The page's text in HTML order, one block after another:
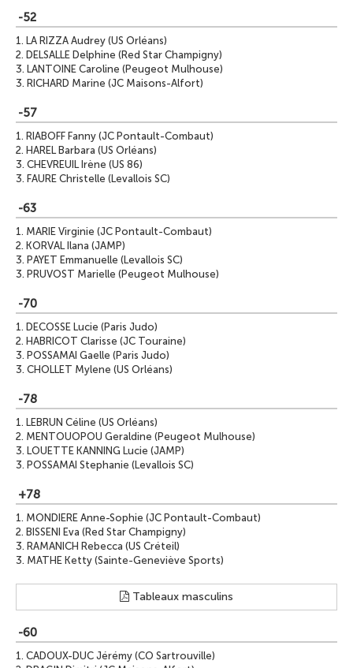
-52
1. LA RIZZA Audrey (US Orléans)
2. DELSALLE Delphine (Red Star Champigny)
3. LANTOINE Caroline (Peugeot Mulhouse)
3. RICHARD Marine (JC Maisons-Alfort)
-57
1. RIABOFF Fanny (JC Pontault-Combaut)
2. HAREL Barbara (US Orléans)
3. CHEVREUIL Irène (US 86)
3. FAURE Christelle (Levallois SC)
-63
1. MARIE Virginie (JC Pontault-Combaut)
2. KORVAL Ilana (JAMP)
3. PAYET Emmanuelle (Levallois SC)
3. PRUVOST Marielle (Peugeot Mulhouse)
-70
1. DECOSSE Lucie (Paris Judo)
2. HABRICOT Clarisse (JC Touraine)
3. POSSAMAI Gaelle (Paris Judo)
3. CHOLLET Mylene (US Orléans)
-78
1. LEBRUN Céline (US Orléans)
2. MENTOUOPOU Geraldine (Peugeot Mulhouse)
3. LOUETTE KANNING Lucie (JAMP)
3. POSSAMAI Stephanie (Levallois SC)
+78
1. MONDIERE Anne-Sophie (JC Pontault-Combaut)
2. BISSENI Eva (Red Star Champigny)
3. RAMANICH Rebecca (US Créteil)
3. MATHE Ketty (Sainte-Geneviève Sports)
Tableaux masculins
-60
1. CADOUX-DUC Jérémy (CO Sartrouville)